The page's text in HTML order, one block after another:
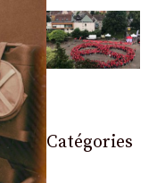
Catégories